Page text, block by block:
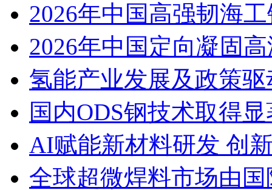
2026年中国高强韧海
2026年中国定向凝固
氢能产业发展及政策
国内ODS钢技术取得
AI赋能新材料研发 创
全球超微焊料市场由